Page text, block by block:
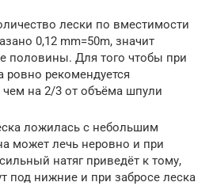
лески по вместимости
0,12 mm=50m, значит
половины. Для того чтобы при
ровно рекомендуется
на 2/3 от объёма шпули
ложилась с небольшим
может лечь неровно и при
натяг приведёт к тому,
под нижние и при забросе леска